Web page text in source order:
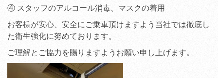
④ スタッフのアルコール消毒、マスクの着用
お客様が安心、安全にご乗車頂けますよう当社では徹底し
た衛生強化に努めております。
ご理解とご協力を賜りますようお願い申し上げます。